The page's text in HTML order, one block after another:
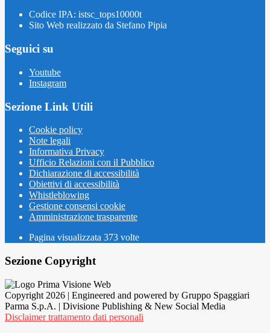
Codice IPA: istsc_tops10000t
Sito Web realizzato da Stefano Pipia
Seguici su
Youtube
Instagram
Sezione Link Utili
Cookie policy
Note legali
Informativa Privacy
Ufficio Relazioni con il Pubblico
Dichiarazione di accessibilità
Obiettivi di accessibilità
Whistleblowing
Gestione consensi cookie
Amministrazione trasparente
Pagina visualizzata 373 volte
Sezione Copyright
Copyright 2026 | Engineered and powered by Gruppo Spaggiari
Parma S.p.A. | Divisione Publishing & New Social Media
Disclaimer trattamento dati personali